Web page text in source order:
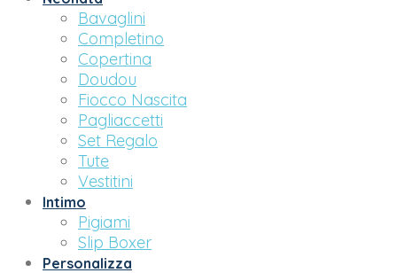
Bavaglini
Completino
Copertina
Doudou
Fiocco Nascita
Pagliaccetti
Set Regalo
Tute
Vestitini
Intimo
Pigiami
Slip Boxer
Personalizza